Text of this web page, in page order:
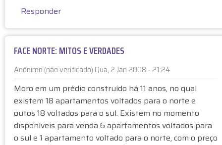
f
i
c
a
d
o
)
E
S
p
r
A
n
i
m
O
S
V
E
R
D
A
D
E
s
t
a
F
A
C
E
N
O
R
Responder
FACE NORTE: MITOS E VERDADES
Anônimo (não verificado) Qua, 2 Jan 2008 - 21:24
Moro em um prédio construído há 11 anos, no qual
existem 18 apartamentos voltados para o norte e
outos 18 voltados para o sul. Existem no momento
disponíveis para venda 6 apartamentos voltados para
o sul e 1 apartamento voltado para o norte, com o preço